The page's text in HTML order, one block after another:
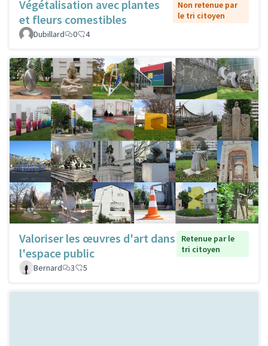
Végétalisation avec plantes
et fleurs comestibles
Non retenue par
le tri citoyen
Dubillard
0 4
Valoriser les œuvres d'art dans
l'espace public
Retenue par le
tri citoyen
Bernard
3 5